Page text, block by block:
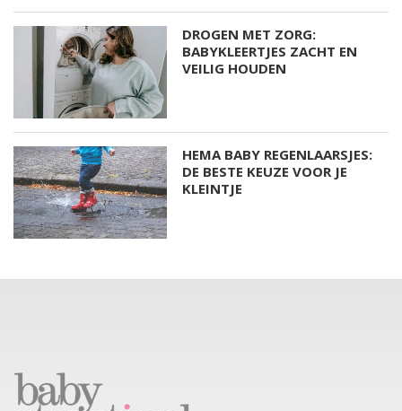
DROGEN MET ZORG:
BABYKLEERTJES ZACHT EN
VEILIG HOUDEN
HEMA BABY REGENLAARSJES:
DE BESTE KEUZE VOOR JE
KLEINTJE